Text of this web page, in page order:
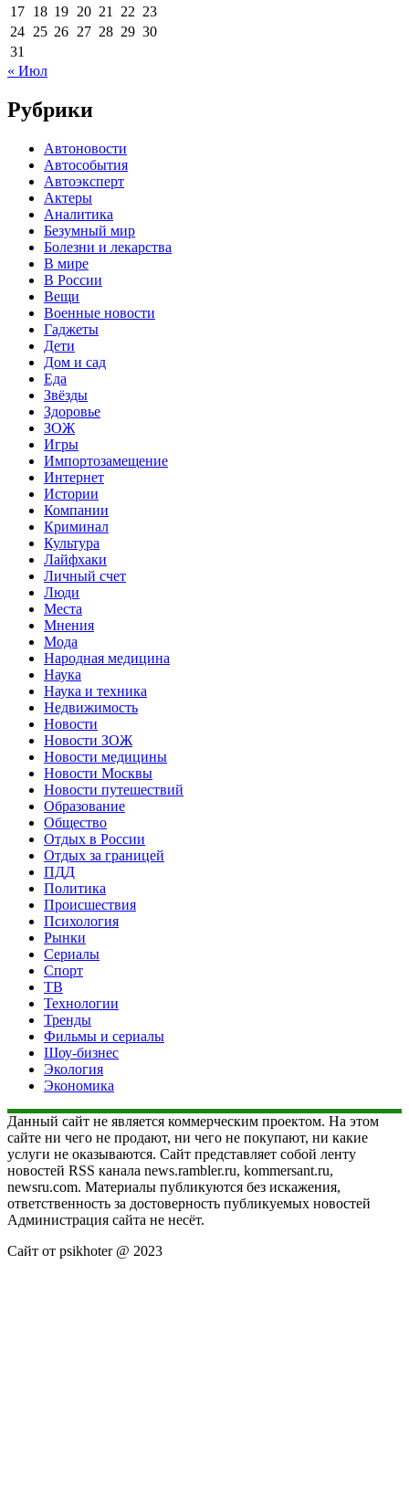
17 18 19 20 21 22 23
24 25 26 27 28 29 30
31
« Июл
Рубрики
Автоновости
Автособытия
Автоэксперт
Актеры
Аналитика
Безумный мир
Болезни и лекарства
В мире
В России
Вещи
Военные новости
Гаджеты
Дети
Дом и сад
Еда
Звёзды
Здоровье
ЗОЖ
Игры
Импортозамещение
Интернет
Истории
Компании
Криминал
Культура
Лайфхаки
Личный счет
Люди
Места
Мнения
Мода
Народная медицина
Наука
Наука и техника
Недвижимость
Новости
Новости ЗОЖ
Новости медицины
Новости Москвы
Новости путешествий
Образование
Общество
Отдых в России
Отдых за границей
ПДД
Политика
Происшествия
Психология
Рынки
Сериалы
Спорт
ТВ
Технологии
Тренды
Фильмы и сериалы
Шоу-бизнес
Экология
Экономика
Данный сайт не является коммерческим проектом. На этом
сайте ни чего не продают, ни чего не покупают, ни какие
услуги не оказываются. Сайт представляет собой ленту
новостей RSS канала news.rambler.ru, kommersant.ru,
newsru.com. Материалы публикуются без искажения,
ответственность за достоверность публикуемых новостей
Администрация сайта не несёт.
Сайт от psikhoter @ 2023